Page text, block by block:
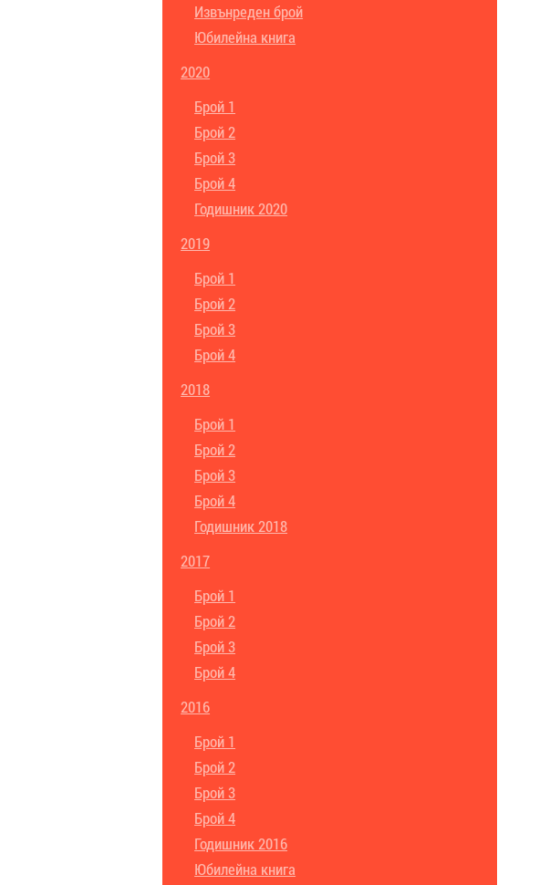
Извънреден брой
Юбилейна книга
2020
Брой 1
Брой 2
Брой 3
Брой 4
Годишник 2020
2019
Брой 1
Брой 2
Брой 3
Брой 4
2018
Брой 1
Брой 2
Брой 3
Брой 4
Годишник 2018
2017
Брой 1
Брой 2
Брой 3
Брой 4
2016
Брой 1
Брой 2
Брой 3
Брой 4
Годишник 2016
Юбилейна книга